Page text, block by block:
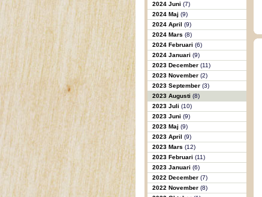
2024 Juni (7)
2024 Maj (9)
2024 April (9)
2024 Mars (8)
2024 Februari (6)
2024 Januari (9)
2023 December (11)
2023 November (2)
2023 September (3)
2023 Augusti (8)
2023 Juli (10)
2023 Juni (9)
2023 Maj (9)
2023 April (9)
2023 Mars (12)
2023 Februari (11)
2023 Januari (6)
2022 December (7)
2022 November (8)